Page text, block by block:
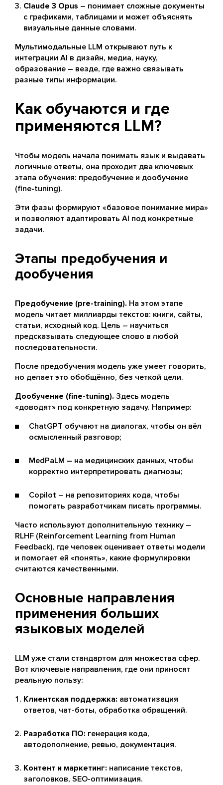
Claude 3 Opus – понимает сложные документы
с графиками, таблицами и может объяснять
визуальные данные словами.
Мультимодальные LLM открывают путь к
интеграции AI в дизайн, медиа, науку,
образование – везде, где важно связывать
разные типы информации.
Как обучаются и где
применяются LLM?
Чтобы модель начала понимать язык и выдавать
логичные ответы, она проходит два ключевых
этапа обучения: предобучение и дообучение
(fine-tuning).
Эти фазы формируют «базовое понимание мира»
и позволяют адаптировать AI под конкретные
задачи.
Этапы предобучения и
дообучения
Предобучение (pre-training). На этом этапе
модель читает миллиарды текстов: книги, сайты,
статьи, исходный код. Цель – научиться
предсказывать следующее слово в любой
последовательности.
После предобучения модель уже умеет говорить,
но делает это обобщённо, без четкой цели.
Дообучение (fine-tuning). Здесь модель
«доводят» под конкретную задачу. Например:
ChatGPT обучают на диалогах, чтобы он вёл
осмысленный разговор;
MedPaLM – на медицинских данных, чтобы
корректно интерпретировать диагнозы;
Copilot – на репозиториях кода, чтобы
помогать разработчикам писать программы.
Часто используют дополнительную технику –
RLHF (Reinforcement Learning from Human
Feedback), где человек оценивает ответы модели
и помогает ей «понять», какие формулировки
считаются качественными.
Основные направления
применения больших
языковых моделей
LLM уже стали стандартом для множества сфер.
Вот ключевые направления, где они приносят
реальную пользу:
Клиентская поддержка: автоматизация
ответов, чат-боты, обработка обращений.
Разработка ПО: генерация кода,
автодополнение, ревью, документация.
Контент и маркетинг: написание текстов,
заголовков, SEO-оптимизация.